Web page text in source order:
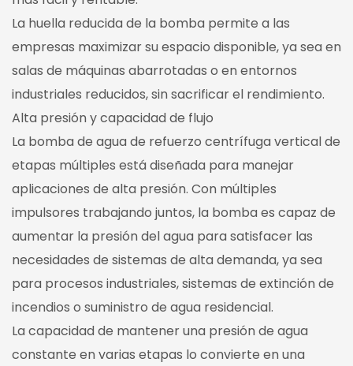
La huella reducida de la bomba permite a las
empresas maximizar su espacio disponible, ya sea en
salas de máquinas abarrotadas o en entornos
industriales reducidos, sin sacrificar el rendimiento.
Alta presión y capacidad de flujo
La bomba de agua de refuerzo centrífuga vertical de
etapas múltiples está diseñada para manejar
aplicaciones de alta presión. Con múltiples
impulsores trabajando juntos, la bomba es capaz de
aumentar la presión del agua para satisfacer las
necesidades de sistemas de alta demanda, ya sea
para procesos industriales, sistemas de extinción de
incendios o suministro de agua residencial.
La capacidad de mantener una presión de agua
constante en varias etapas lo convierte en una